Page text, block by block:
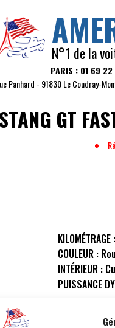
N°1 de la
PARIS : 01 69 22
Panhard - 91830 Le Coudray-
GT
KILOMÉTRAGE :
COULEUR :
INTÉRIEUR :
PUISSANCE